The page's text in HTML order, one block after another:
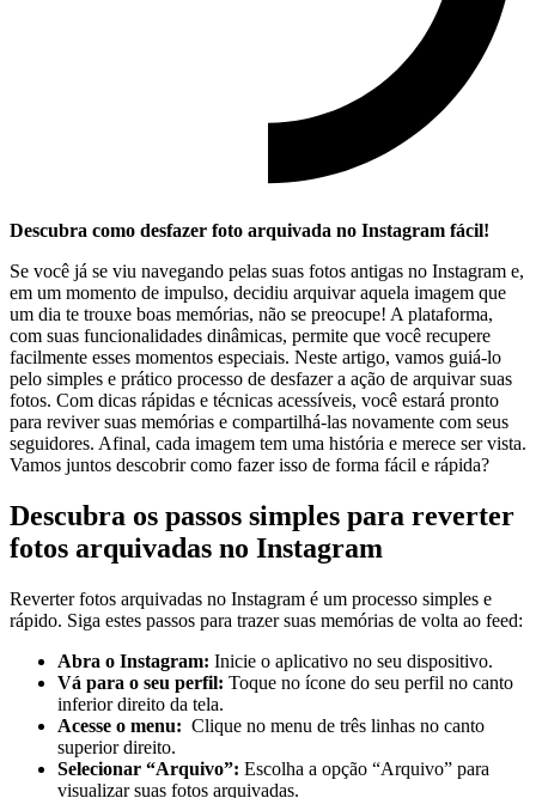
Descubra​ como desfazer​ foto arquivada‌ no Instagram fácil!
Se você⁣ já se viu navegando pelas suas fotos antigas no Instagram e,
em um momento de impulso, ⁢decidiu arquivar ​aquela‍ imagem que
um dia te trouxe boas memórias, não ‍se preocupe! A plataforma,
com suas funcionalidades dinâmicas, permite que você recupere
facilmente esses momentos especiais. Neste artigo, vamos guiá-lo
pelo⁢ simples e prático processo de desfazer a ação ‍de arquivar suas
fotos.​ Com dicas rápidas e técnicas acessíveis, você estará pronto
para reviver suas memórias e compartilhá-las novamente com seus
seguidores. Afinal, cada imagem tem uma história e merece​ ser vista.
Vamos​ juntos descobrir como fazer isso de forma fácil e rápida?
Descubra os ⁢passos simples ⁣para⁣ reverter
fotos arquivadas no Instagram
Reverter fotos arquivadas no ​Instagram é um processo simples e
rápido. Siga estes passos para trazer suas memórias⁤ de volta ao feed:
Abra o Instagram: Inicie o aplicativo ⁣no seu dispositivo.
Vá para⁤ o seu perfil: Toque⁤ no ícone do seu⁢ perfil no canto ​
inferior direito da tela.
Acesse o menu: ‍ Clique no menu de três linhas no canto
superior direito.
Selecionar ⁢“Arquivo”: Escolha a opção “Arquivo” para
visualizar suas fotos arquivadas.